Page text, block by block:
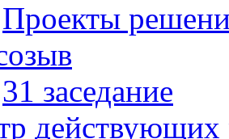
Проекты
31 заседание